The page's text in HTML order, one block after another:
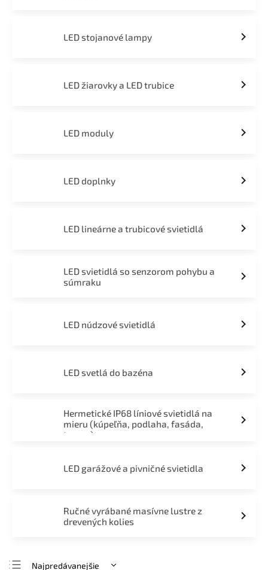
LED stojanové lampy
LED žiarovky a LED trubice
LED moduly
LED doplnky
LED lineárne a trubicové svietidlá
LED svietidlá so senzorom pohybu a
súmraku
LED núdzové svietidlá
LED svetlá do bazéna
Hermetické IP68 líniové svietidlá na
mieru (kúpeľňa, podlaha, fasáda,
terasa)
LED garážové a pivničné svietidla
Ručné vyrábané masívne lustre z
drevených kolies
Najpredávanejšie